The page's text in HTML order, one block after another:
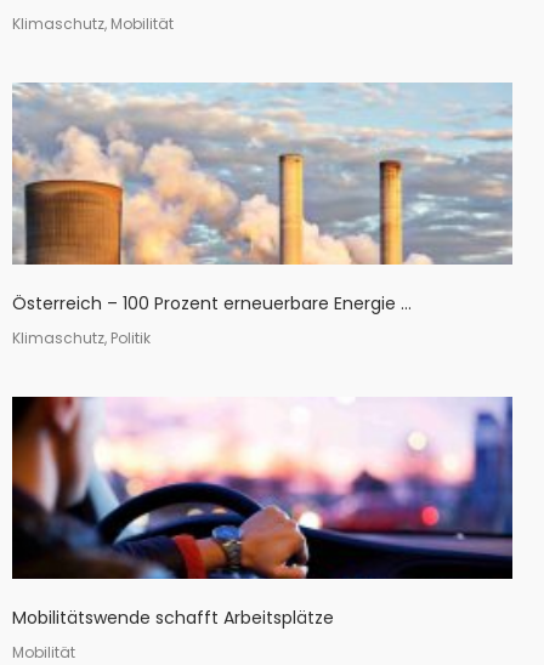
Klimaschutz, Mobilität
Österreich – 100 Prozent erneuerbare Energie ...
Klimaschutz, Politik
Mobilitätswende schafft Arbeitsplätze
Mobilität